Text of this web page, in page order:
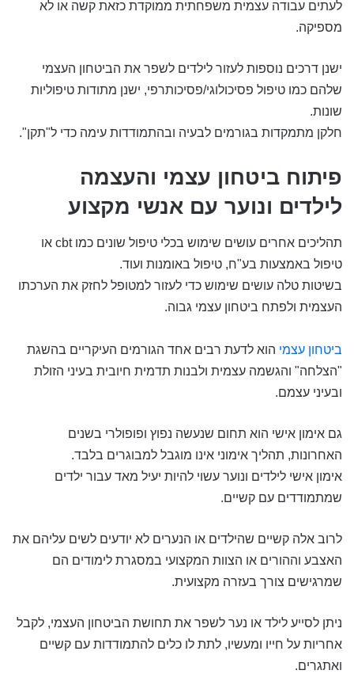
לעתים עבודה עצמית משפחתית ממוקדת כזאת קשה או לא
מספיקה.
ישנן דרכים נוספות לעזור לילדים לשפר את הביטחון העצמי
שלהם כמו טיפול פסיכולוגי/פסיכותרפי, ישנן מתודות טיפוליות
שונות.
חלקן מתמקדות בגורמים לבעיה ובהתמודדות עימה כדי ל"תקן".
פיתוח ביטחון עצמי והעצמה
לילדים ונוער עם אנשי מקצוע
תהליכים אחרים עושים שימוש בכלי טיפול שונים כמו cbt או
טיפול באמצעות בע"ח, טיפול באומנות ועוד.
בשיטות טלה עושים שימוש כדי לעזור למטופל לחזק את הערכתו
העצמית ולפתח ביטחון עצמי גבוה.
ביטחון עצמי הוא לדעת רבים אחד הגורמים העיקריים בהשגת
"הצלחה" והגשמה עצמית ולבנות תדמית חיובית בעיני הזולת
ובעיני עצמם.
גם אימון אישי הוא תחום שנעשה נפוץ ופופולרי בשנים
האחרונות, תהליך אימוני אינו מוגבל למבוגרים בלבד.
אימון אישי לילדים ונוער עשוי להיות יעיל מאד עבור ילדים
שמתמודדים עם קשיים.
לרוב אלה קשיים שהילדים או הנערים לא יודעים לשים עליהם את
האצבע וההורים או הצוות המקצועי במסגרת לימודים הם
שמרגישים צורך בעזרה מקצועית.
ניתן לסייע לילד או נער לשפר את תחושת הביטחון העצמי, לקבל
אחריות על חייו ומעשיו, לתת לו כלים להתמודדות עם קשיים
ואתגרים.